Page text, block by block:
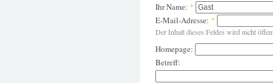
Ihr Name: *
E-Mail-Adresse: *
Der Inhalt dieses Feldes wird nicht
Homepage:
Betreff: